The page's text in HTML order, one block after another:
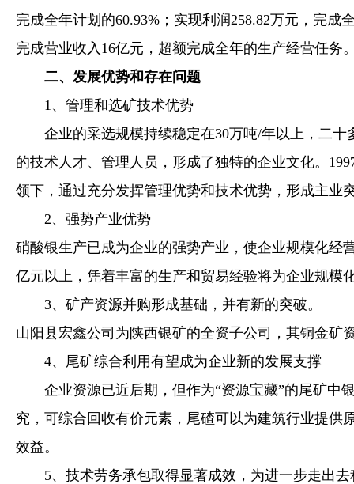
完成全年计划的60.93%；实现利润258.82万元，完
完成营业收入16亿元，超额完成全年的生产经营任务
二、发展优势和存在问题
1、管理和选矿技术优势
企业的采选规模持续稳定在30万吨/年以上，二十
的技术人才、管理人员，形成了独特的企业文化。
领下，通过充分发挥管理优势和技术优势，形成主业
2、强势产业优势
硝酸银生产已成为企业的强势产业，使企业规模化经
亿元以上，凭着丰富的生产和贸易经验将为企业规模
3、矿产资源并购形成基础，并有新的突破。
山阳县宏鑫公司为陕西银矿的全资子公司，其铜金矿
4、尾矿综合利用有望成为企业新的发展支撑
企业资源已近后期，但作为“资源宝藏”的尾矿中
究，可综合回收有价元素，尾碴可以为建筑行业提供
效益。
5、技术劳务承包取得显著成效，为进一步走出去